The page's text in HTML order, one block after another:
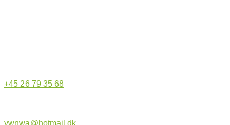
+45 26 79 35 68
ywnwa@hotmail.dk